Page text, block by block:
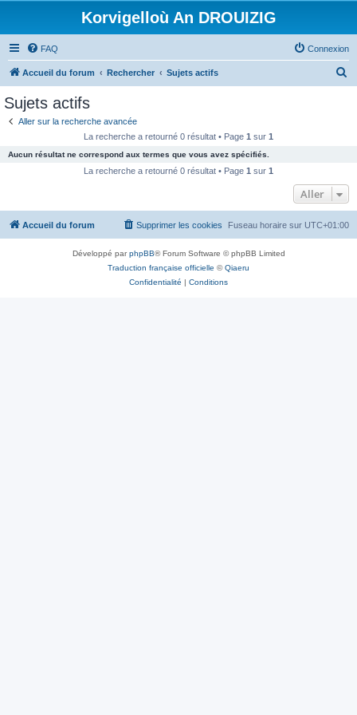
Korvigelloù An DROUIZIG
FAQ Connexion
Accueil du forum Rechercher Sujets actifs
c
e
Sujets actifs
Aller sur la recherche avancée
La recherche a retourné 0 résultat • Page 1 sur 1
Aucun résultat ne correspond aux termes que vous avez spécifiés.
La recherche a retourné 0 résultat • Page 1 sur 1
Aller
Accueil du forum Fuseau horaire sur UTC+01:00
Supprimer les cookies
Développé parphpBB® Forum Software © phpBB Limited
Traduction française officielle ©Qiaeru
Confidentialité | Conditions